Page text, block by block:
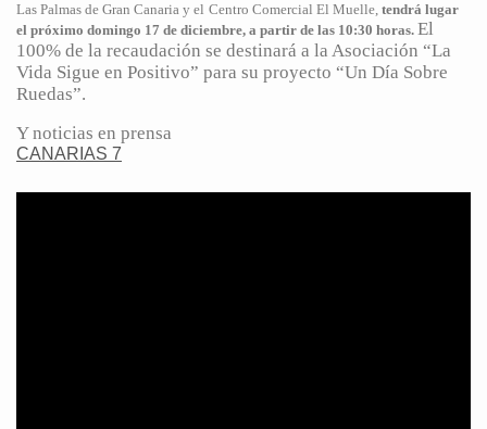
Las Palmas de Gran Canaria y el Centro Comercial El Muelle, tendrá lugar
el próximo domingo 17 de diciembre, a partir de las 10:30 horas. El
100% de la recaudación se destinará a la Asociación “La
Vida Sigue en Positivo” para su proyecto “Un Día Sobre
Ruedas”.
Y noticias en prensa
CANARIAS 7